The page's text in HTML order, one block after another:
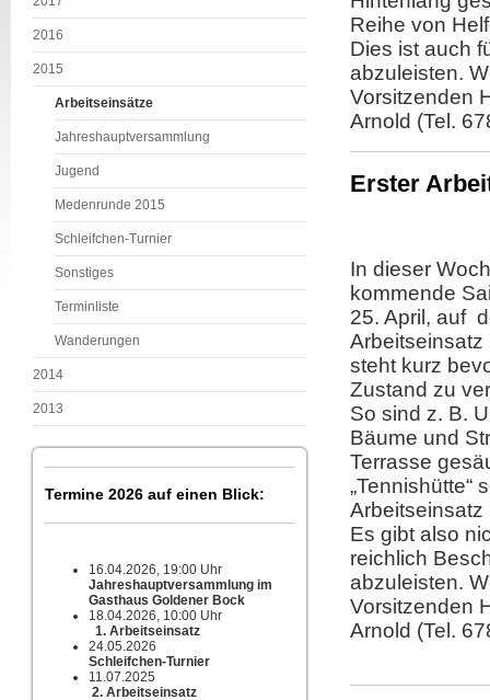
2016
2015
Arbeitseinsätze
Jahreshauptversammlung
Jugend
Medenrunde 2015
Schleifchen-Turnier
Sonstiges
Terminliste
Wanderungen
2014
2013
Termine 2026 auf einen Blick:
16.04.2026, 19:00 Uhr
Jahreshauptversammlung im
Gasthaus Goldener Bock
18.04.2026, 10:00 Uhr
1. Arbeitseinsatz
24.05.2026
Schleifchen-Turnier
11.07.2025
2. Arbeitseinsatz
Reihe von
Dies ist auch
abzuleisten.
Vorsitzenden
Arnold (Tel.
Erster
In dieser
kommende
25. April, auf
Arbeitseinsatz
steht kurz
Zustand zu
So sind z. B.
Bäume und
Terrasse
„Tennishütte“
Arbeitseinsatz
Es gibt also
reichlich
abzuleisten.
Vorsitzenden
Arnold (Tel.